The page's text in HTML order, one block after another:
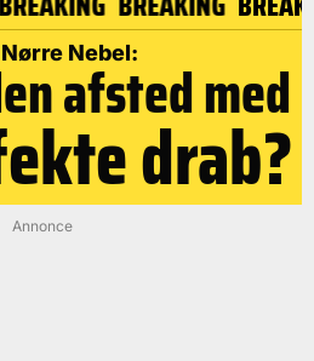
Nebel:
afsted med
drab?
Annonce